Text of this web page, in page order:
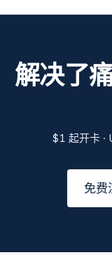
解决了
$1 起开卡 ·
免